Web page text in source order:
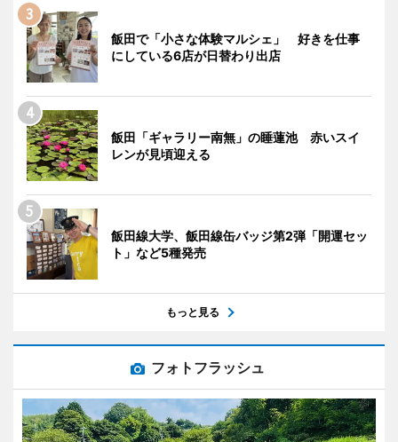
飯田で「小さな体験マルシェ」 好きを仕事
にしている6店が日替わり出店
飯田「ギャラリー南無」の睡蓮池 赤いスイ
レンが見頃迎える
飯田線大学、飯田線缶バッジ第2弾「開運セッ
ト」など5種発売
もっと見る
フォトフラッシュ